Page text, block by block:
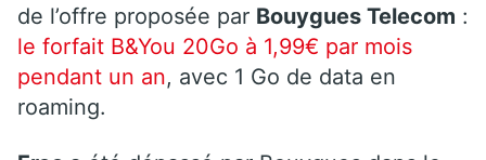
de l’offre proposée par Bouygues Telecom :
le forfait B&You 20Go à 1,99€ par mois
pendant un an, avec 1 Go de data en
roaming.